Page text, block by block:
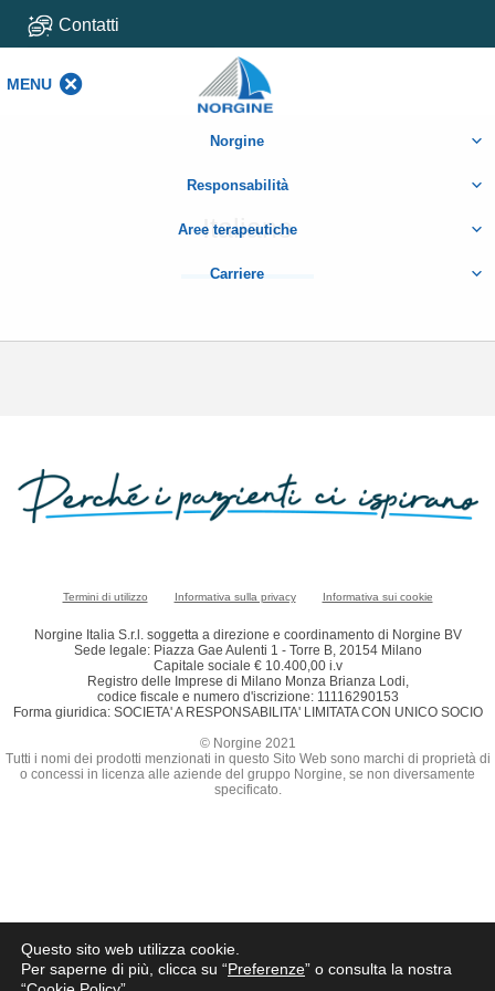
Contatti
MENU
Norgine
Responsabilità
Aree terapeutiche
Carriere
Italiano
Termini di utilizzo Informativa sulla privacy Informativa sui cookie
Norgine Italia S.r.l. soggetta a direzione e coordinamento di Norgine BV
Sede legale: Piazza Gae Aulenti 1 - Torre B, 20154 Milano
Capitale sociale € 10.400,00 i.v
Registro delle Imprese di Milano Monza Brianza Lodi,
codice fiscale e numero d'iscrizione: 11116290153
Forma giuridica: SOCIETA' A RESPONSABILITA' LIMITATA CON UNICO SOCIO
© Norgine 2021
Tutti i nomi dei prodotti menzionati in questo Sito Web sono marchi di proprietà di
o concessi in licenza alle aziende del gruppo Norgine, se non diversamente
specificato.
Questo sito web utilizza cookie.
Per saperne di più, clicca su “Preferenze” o consulta la nostra